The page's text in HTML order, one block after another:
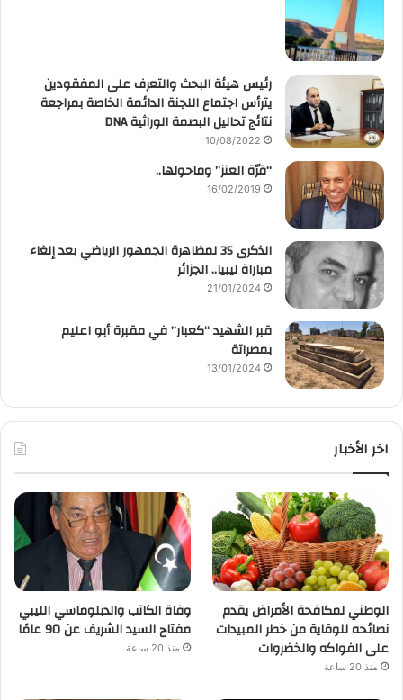
رئيس هيئة البحث والتعرف على المفقودين
يترأس اجتماع اللجنة الدائمة الخاصة بمراجعة
نتائج تحاليل البصمة الوراثية DNA
10/08/2022
“قرّة العنز” وماحولها..
16/02/2019
الذكرى 35 لمظاهرة الجمهور الرياضي بعد إلغاء
مباراة ليبيا.. الجزائر
21/01/2024
قبر الشهيد “كعبار” في مقبرة أبو اعليم
بمصراتة
13/01/2024
اخر الأخبار
الوطني لمكافحة الأمراض يقدم
نصائحه للوقاية من خطر المبيدات
على الفواكه والخضروات
منذ 20 ساعة
وفاة الكاتب والدبلوماسي الليبي
مفتاح السيد الشريف عن 90 عامًا
منذ 20 ساعة